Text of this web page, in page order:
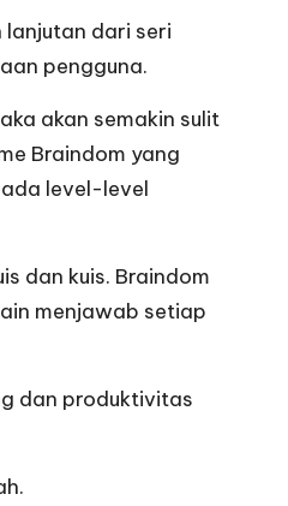
lanjutan dari seri
pengguna.
akan semakin sulit
Braindom yang
level-level
dan kuis. Braindom
menjawab setiap
dan produktivitas